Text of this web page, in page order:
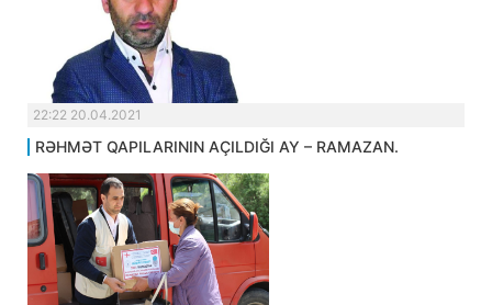
22:22 20.04.2021
RƏHMƏT QAPILARININ AÇILDIĞI AY – RAMAZAN.